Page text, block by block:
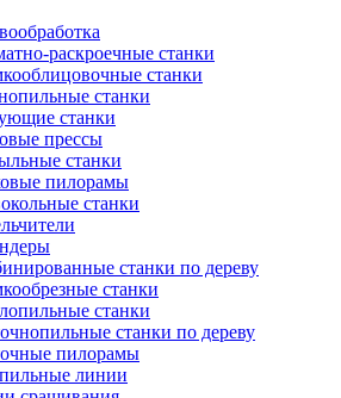
раскроечные станки
станки
станки
станки
прессы
станки
пилорамы
станки
станки по дереву
станки
станки
станки по дереву
пилорамы
линии